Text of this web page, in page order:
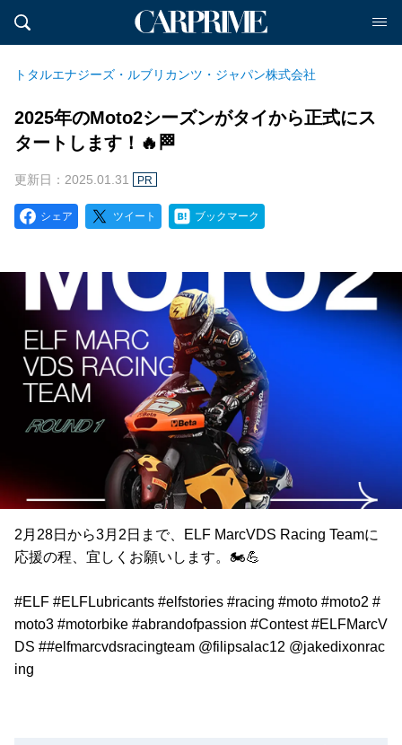
トタルエナジーズ・ルブリカンツ・ジャパン株式会社
2025年のMoto2シーズンがタイから正式にス
タートします！🔥🏁
更新日：2025.01.31 PR
シェア ツイート ブックマーク
2月28日から3月2日まで、ELF MarcVDS Racing Teamに
応援の程、宜しくお願いします。🏍️💪
#ELF #ELFLubricants #elfstories #racing #moto #moto2 #
moto3 #motorbike #abrandofpassion #Contest #ELFMarcV
DS ##elfmarcvdsracingteam @filipsalac12 @jakedixonrac
ing